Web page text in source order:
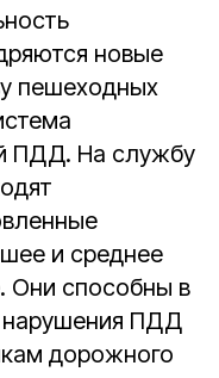
новые
пешеходных
ПДД. На службу
и среднее
Они способны в
нарушения ПДД
дорожного